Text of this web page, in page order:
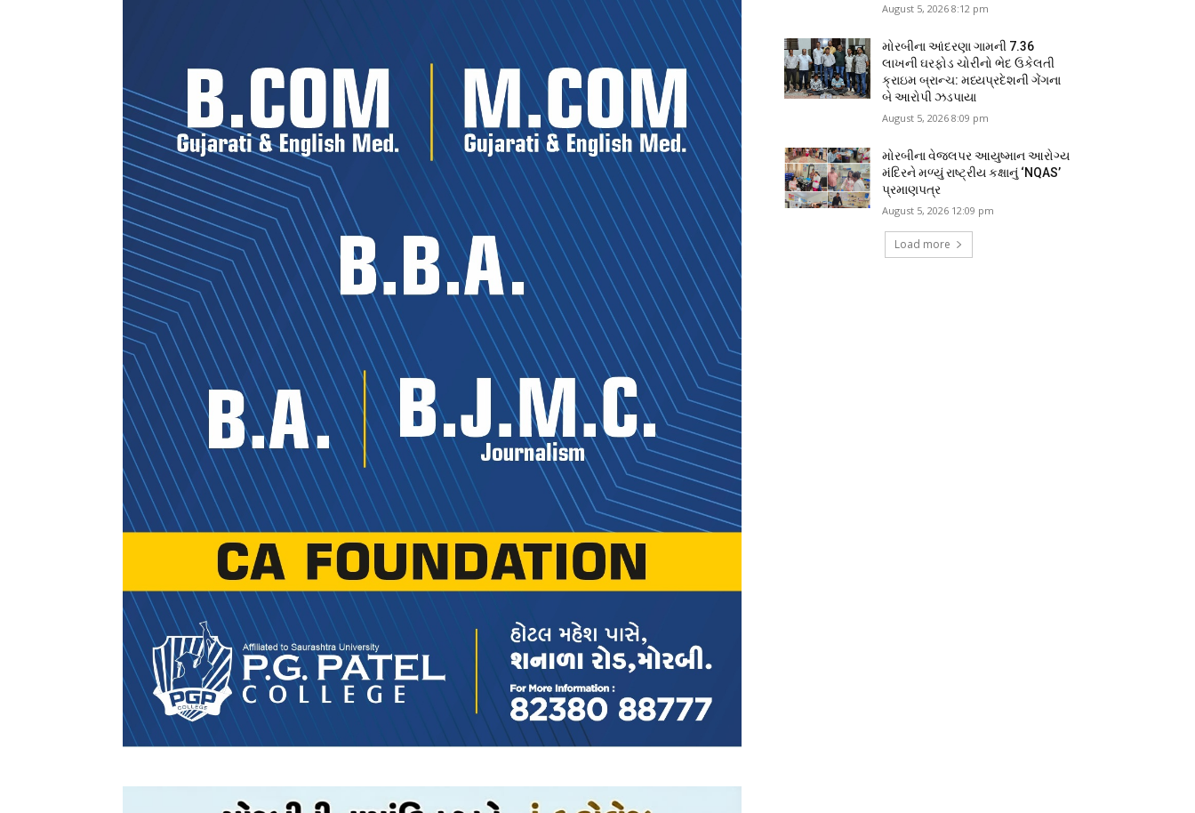
August 5, 2026 8:12 pm
મોરબીના આંદરણા ગામની ₹7.36
લાખની ઘરફોડ ચોરીનો ભેદ ઉકેલતી
ક્રાઇમ બ્રાન્ચ: મધ્યપ્રદેશની ગેંગના
બે આરોપી ઝડપાયા
August 5, 2026 8:09 pm
મોરબીના વેજલપર આયુષ્માન આરોગ્ય
મંદિરને મળ્યું રાષ્ટ્રીય કક્ષાનું ‘NQAS’
પ્રમાણપત્ર
August 5, 2026 12:09 pm
Load more